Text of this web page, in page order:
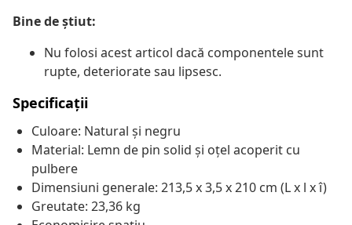
Bine de știut:
Nu folosi acest articol dacă componentele sunt
rupte, deteriorate sau lipsesc.
Specificații
Culoare: Natural și negru
Material: Lemn de pin solid și oțel acoperit cu
pulbere
Dimensiuni generale: 213,5 x 3,5 x 210 cm (L x l x î)
Greutate: 23,36 kg